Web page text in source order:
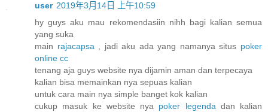
user 2019年3月14日 上午10:59
hy guys aku mau rekomendasiin nihh bagi kalian semua
yang suka
main rajacapsa , jadi aku ada yang namanya situs poker
online cc
tenang aja guys website nya dijamin aman dan terpecaya
kalian bisa memainkan nya sepuas kalian
untuk cara main nya simple banget kok kalian
cukup masuk ke website nya poker legenda dan kalian